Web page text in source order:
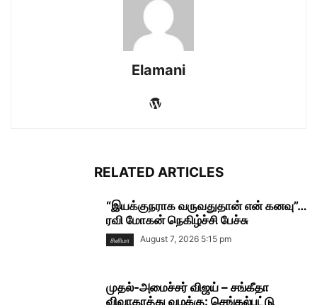
Elamani
RELATED ARTICLES
“இயக்குநராக வருவதுதான் என் கனவு”…
ரவி மோகன் நெகிழ்ச்சி பேச்சு
சினிமா August 7, 2026 5:15 pm
முதல்-அமைச்சர் விஜய் – சங்கீதா
விவாகரத்து வழக்கு: செங்கல்பட்டு